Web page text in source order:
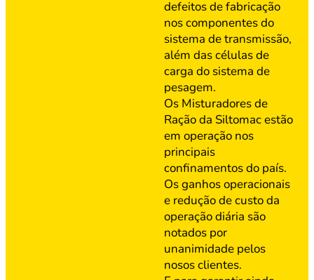
defeitos de fabricação
nos componentes do
sistema de transmissão,
além das células de
carga do sistema de
pesagem.
Os Misturadores de
Ração da Siltomac estão
em operação nos
principais
confinamentos do país.
Os ganhos operacionais
e redução de custo da
operação diária são
notados por
unanimidade pelos
nosos clientes.